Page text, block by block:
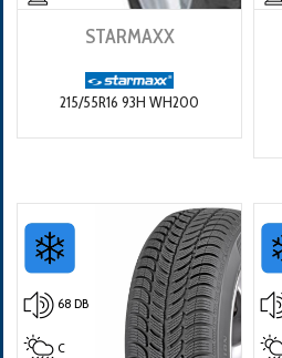
STARMAXX
215/55R16 93H WH200
68 DB
C